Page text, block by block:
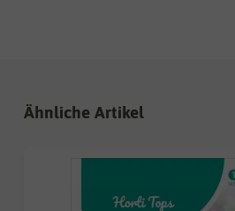
Ähnliche Artikel